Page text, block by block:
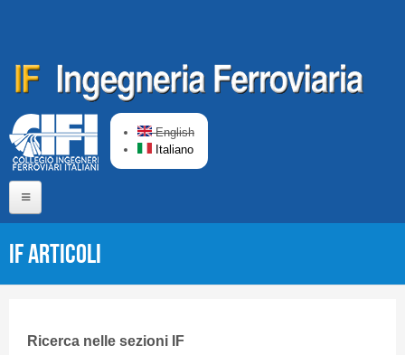
English
Italiano
CIFI in breve
IF Articoli
Ricerca nelle sezioni IF